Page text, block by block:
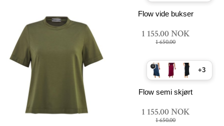
Flow vide bukser
1 155.00 NOK
1 650.00
+3
Flow semi skjørt
1 155.00 NOK
1 650.00